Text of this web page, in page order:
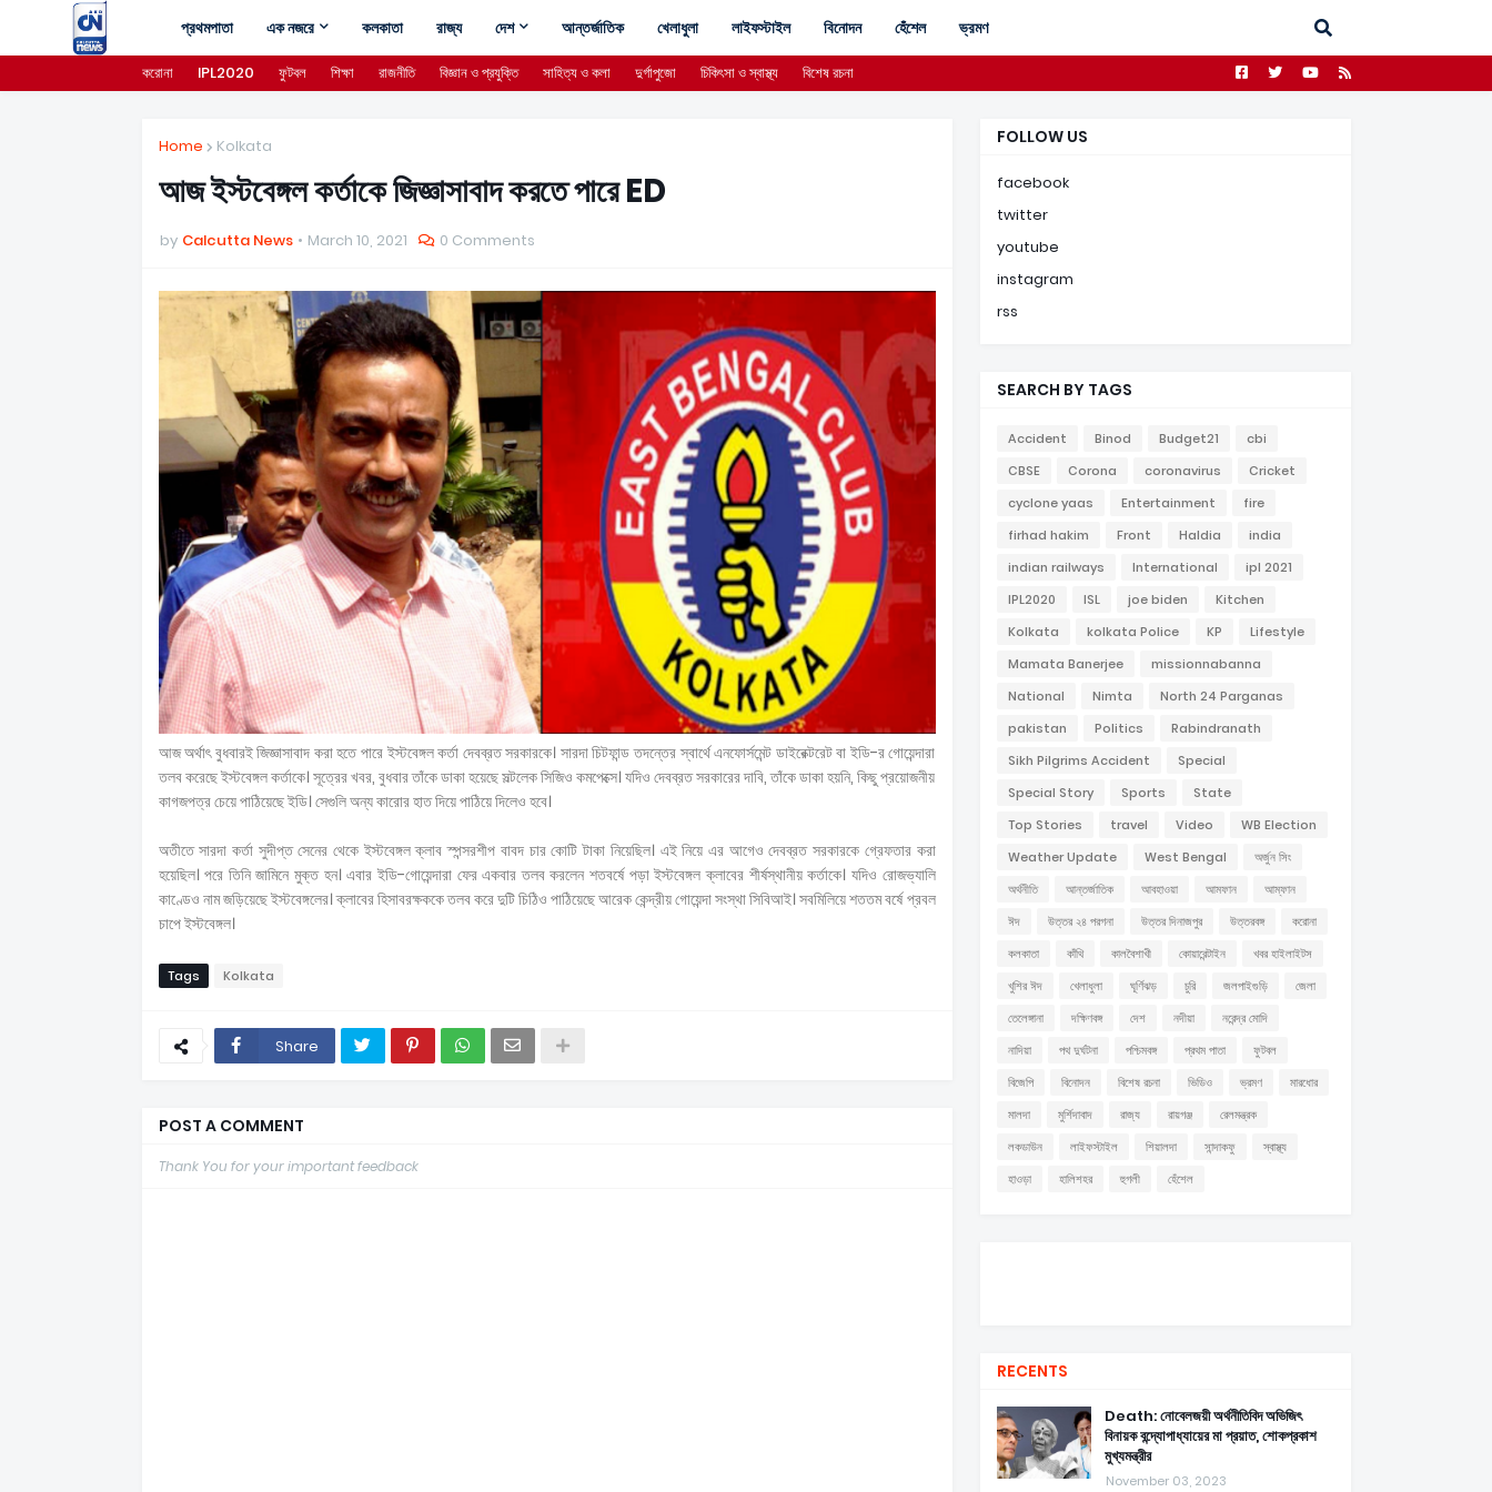
প্রথমপাতা এক নজরে কলকাতা রাজ্য দেশ আন্তর্জাতিক খেলাধুলা লাইফস্টাইল বিনোদন হেঁশেল ভ্রমণ
করোনা IPL2020 ফুটবল শিক্ষা রাজনীতি বিজ্ঞান ও প্রযুক্তি সাহিত্য ও কলা দুর্গাপুজো চিকিৎসা ও স্বাস্থ্য বিশেষ রচনা
Home Kolkata
আজ ইস্টবেঙ্গল কর্তাকে জিজ্ঞাসাবাদ করতে পারে ED
by Calcutta News March 10, 2021 0 Comments
আজ অর্থাৎ বুধবারই জিজ্ঞাসাবাদ করা হতে পারে ইস্টবেঙ্গল কর্তা দেবব্রত সরকারকে। সারদা চিটফান্ড তদন্তের স্বার্থে এনফোর্সমেন্ট ডাইরেক্টরেট বা ইডি-র গোয়েন্দারা
তলব করেছে ইস্টবেঙ্গল কর্তাকে। সূত্রের খবর, বুধবার তাঁকে ডাকা হয়েছে সল্টলেক সিজিও কমপেক্সে। যদিও দেবব্রত সরকারের দাবি, তাঁকে ডাকা হয়নি, কিছু প্রয়োজনীয়
কাগজপত্র চেয়ে পাঠিয়েছে ইডি। সেগুলি অন্য কারোর হাত দিয়ে পাঠিয়ে দিলেও হবে।
অতীতে সারদা কর্তা সুদীপ্ত সেনের থেকে ইস্টবেঙ্গল ক্লাব স্পন্সরশীপ বাবদ চার কোটি টাকা নিয়েছিল। এই নিয়ে এর আগেও দেবব্রত সরকারকে গ্রেফতার করা
হয়েছিল। পরে তিনি জামিনে মুক্ত হন। এবার ইডি-গোয়েন্দারা ফের একবার তলব করলেন শতবর্ষে পড়া ইস্টবেঙ্গল ক্লাবের শীর্ষস্থানীয় কর্তাকে। যদিও রোজভ্যালি
কাণ্ডেও নাম জড়িয়েছে ইস্টবেঙ্গলের। ক্লাবের হিসাবরক্ষককে তলব করে দুটি চিঠিও পাঠিয়েছে আরেক কেন্দ্রীয় গোয়েন্দা সংস্থা সিবিআই। সবমিলিয়ে শততম বর্ষে প্রবল
চাপে ইস্টবেঙ্গল।
Tags Kolkata
Share
POST A COMMENT
Thank You for your important feedback
FOLLOW US
facebook
twitter
youtube
instagram
rss
SEARCH BY TAGS
Accident Binod Budget21
cbi
CBSE
Corona coronavirus
Cricket
cyclone yaas
Entertainment
fire
firhad hakim
Front Haldia
india
indian railways
International
ipl 2021
IPL2020
ISL joe biden
Kitchen
Kolkata
kolkata Police KP
Lifestyle
Mamata Banerjee
missionnabanna
National
Nimta
North 24 Parganas
pakistan
Politics
Rabindranath
Sikh Pilgrims Accident
Special
Special Story
Sports
State
Top Stories
travel Video
WB Election
Weather Update
West Bengal
অর্জুন সিং
অর্থনীতি
আন্তর্জাতিক আবহাওয়া আমফান
আম্ফান
ঈদ
উত্তর ২৪ পরগনা উত্তর দিনাজপুর উত্তরবঙ্গ
করোনা
কলকাতা
কাঁথি কালবৈশাখী কোয়ারেন্টাইন
খবর হাইলাইটস
খুশির ঈদ
খেলাধুলা ঘূর্ণিঝড় চুরি জলপাইগুড়ি
জেলা
তেলেঙ্গানা
দক্ষিণবঙ্গ দেশ নদীয়া
নরেন্দ্র মোদি
নাদিয়া
পথ দুর্ঘটনা পশ্চিমবঙ্গ প্রথম পাতা
ফুটবল
বিজেপি
বিনোদন বিশেষ রচনা ভিডিও ভ্রমণ
মারধোর
মালদা
মুর্শিদাবাদ রাজ্য রায়গঞ্জ
রেলমন্ত্রক
লকডাউন
লাইফস্টাইল শিয়ালদা সান্দাকফু
স্বাস্থ্য
হাওড়া
হালিশহর হুগলী হেঁশেল
RECENTS
Death: নোবেলজয়ী অর্থনীতিবিদ অভিজিৎ
বিনায়ক বন্দ্যোপাধ্যায়ের মা প্রয়াত, শোকপ্রকাশ
মুখ্যমন্ত্রীর
November 03, 2023